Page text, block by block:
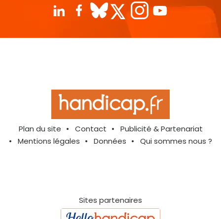
Plan du site Contact
Publicité & Partenariat
Mentions légales
Données Qui sommes nous ?
Sites partenaires